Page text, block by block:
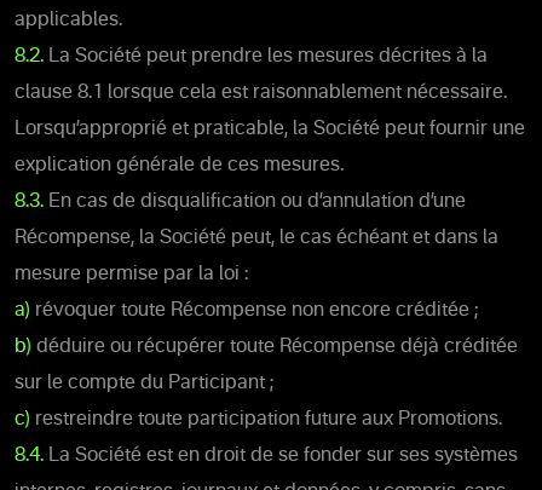
applicables.
8.2. La Société peut prendre les mesures décrites à la
clause 8.1 lorsque cela est raisonnablement nécessaire.
Lorsqu’approprié et praticable, la Société peut fournir une
explication générale de ces mesures.
8.3. En cas de disqualification ou d’annulation d’une
Récompense, la Société peut, le cas échéant et dans la
mesure permise par la loi :
a) révoquer toute Récompense non encore créditée ;
b) déduire ou récupérer toute Récompense déjà créditée
sur le compte du Participant ;
c) restreindre toute participation future aux Promotions.
8.4. La Société est en droit de se fonder sur ses systèmes